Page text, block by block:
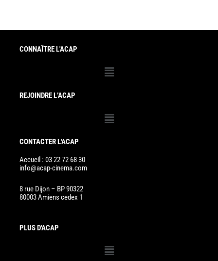
CONNAÎTRE L'ACAP
Menu
REJOINDRE L’ACAP
Menu
CONTACTER L'ACAP
Accueil : 03 22 72 68 30
info@acap-cinema.com
8 rue Dijon – BP 90322
80003 Amiens cedex 1
PLUS D'ACAP
Menu